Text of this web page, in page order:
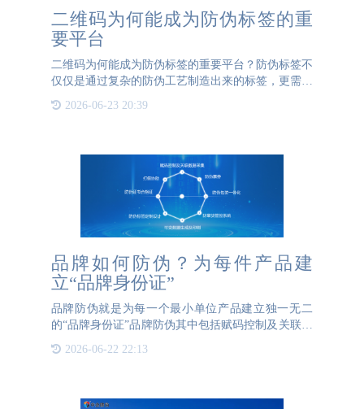
二维码为何能成为防伪标签的重
要平台
二维码为何能成为防伪标签的重要平台？防伪标签不
仅仅是通过复杂的防伪工艺制造出来的标签，更需要
二维码的加持，为标签增添一层深度防伪功能。因
此，在已经具备防伪工艺的标签基础上，增加二维码
2026-06-23 20:39
品牌如何防伪？为每件产品建
立“品牌身份证”
品牌防伪就是为每一个最小单位产品建立独一无二
的“品牌身份证”品牌防伪其中包括赋码控制及关联数
据采集、防伪票券、防伪包装一体化、防窜货管控系
统、可变数据生成及印刷、防标签定制设计、防伪证
2026-06-22 22:13